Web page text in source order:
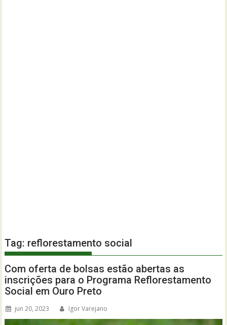
Tag: reflorestamento social
Com oferta de bolsas estão abertas as
inscrições para o Programa Reflorestamento
Social em Ouro Preto
jun 20, 2023 Igor Varejano